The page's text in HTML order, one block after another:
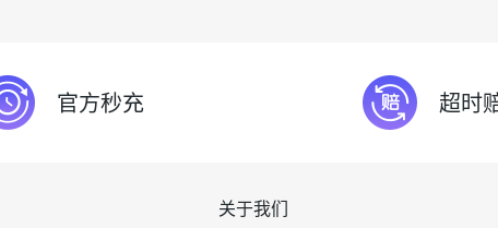
官方秒充 超时
关于我们